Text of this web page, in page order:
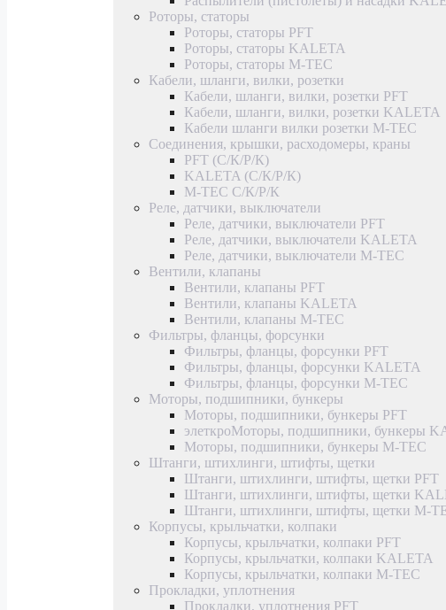
Роторы, статоры
Роторы, статоры PFT
Роторы, статоры KALETA
Роторы, статоры M-TEC
Кабели, шланги, вилки, розетки
Кабели, шланги, вилки, розетки PFT
Кабели, шланги, вилки, розетки KALETA
Кабели шланги вилки розетки M-TEC
Соединения, крышки, расходомеры, краны
PFT (С/К/Р/К)
KALETA (С/К/Р/К)
M-TEC С/К/Р/К
Реле, датчики, выключатели
Реле, датчики, выключатели PFT
Реле, датчики, выключатели KALETA
Реле, датчики, выключатели M-TEC
Вентили, клапаны
Вентили, клапаны PFT
Вентили, клапаны KALETA
Вентили, клапаны M-TEC
Фильтры, фланцы, форсунки
Фильтры, фланцы, форсунки PFT
Фильтры, фланцы, форсунки KALETA
Фильтры, фланцы, форсунки M-TEC
Моторы, подшипники, бункеры
Моторы, подшипники, бункеры PFT
элеткроМоторы, подшипники, бункеры
Моторы, подшипники, бункеры M-TEC
Штанги, штихлинги, штифты, щетки
Штанги, штихлинги, штифты, щетки PFT
Штанги, штихлинги, штифты, щетки
Штанги, штихлинги, штифты, щетки M-
Корпусы, крыльчатки, колпаки
Корпусы, крыльчатки, колпаки PFT
Корпусы, крыльчатки, колпаки KALETA
Корпусы, крыльчатки, колпаки M-TEC
Прокладки, уплотнения
Прокладки, уплотнения PFT